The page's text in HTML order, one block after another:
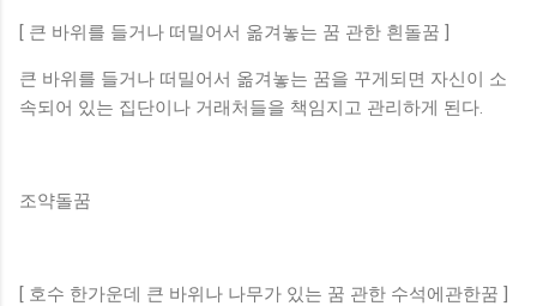
[ 큰 바위를 들거나 떠밀어서 옮겨놓는 꿈 관한 흰돌꿈 ]
큰 바위를 들거나 떠밀어서 옮겨놓는 꿈을 꾸게되면 자신이 소
속되어 있는 집단이나 거래처들을 책임지고 관리하게 된다.
조약돌꿈
[ 호수 한가운데 큰 바위나 나무가 있는 꿈 관한 수석에관한꿈 ]